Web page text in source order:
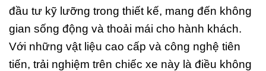
đầu tư kỹ lưỡng trong thiết kế, mang đến không
gian sống động và thoải mái cho hành khách.
Với những vật liệu cao cấp và công nghệ tiên
tiến, trải nghiệm trên chiếc xe này là điều không